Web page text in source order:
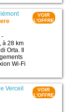
-
à 28 km
Orta. Il
Wi-Fi
VOIR
L'OFFRE
Verceil
VOIR
L'OFFRE